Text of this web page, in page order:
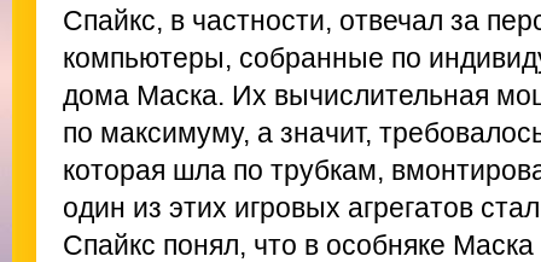
Спайкс, в частности, отвечал за
компьютеры, собранные по
дома Маска. Их вычислительная
по максимуму, а значит,
которая шла по трубкам,
один из этих игровых агрегатов
Спайкс понял, что в особняке